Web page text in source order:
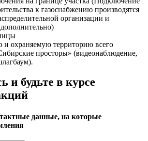
к газоснабжению производятся
организации и
охраняемую территорию всего
просторы» (видеонаблюдение,
и будьте в курсе
данные, на которые